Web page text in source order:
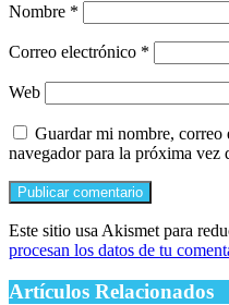
Nombre *
Correo electrónico *
Web
Guardar mi nombre,
navegador para la próxima vez
Este sitio usa Akismet para
procesan los datos de tu
Artículos Relacionados